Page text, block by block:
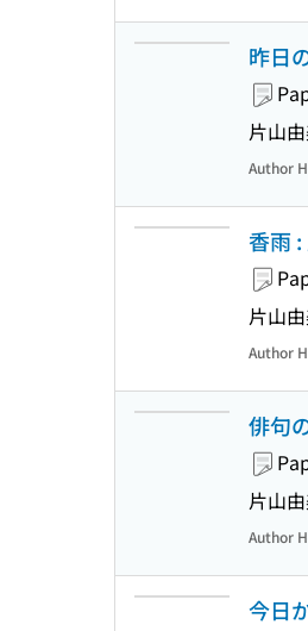
昨日
片山
Author
香雨
片山
Author
俳句
片山
Author
今日